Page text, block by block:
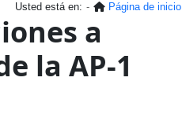
Usted está en: Página de inicio
a
la AP-1